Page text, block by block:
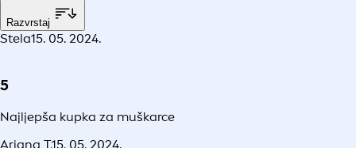
Razvrstaj
Stela15. 05. 2024.
5
Najljepša kupka za muškarce
Ariana T.15. 05. 2024.